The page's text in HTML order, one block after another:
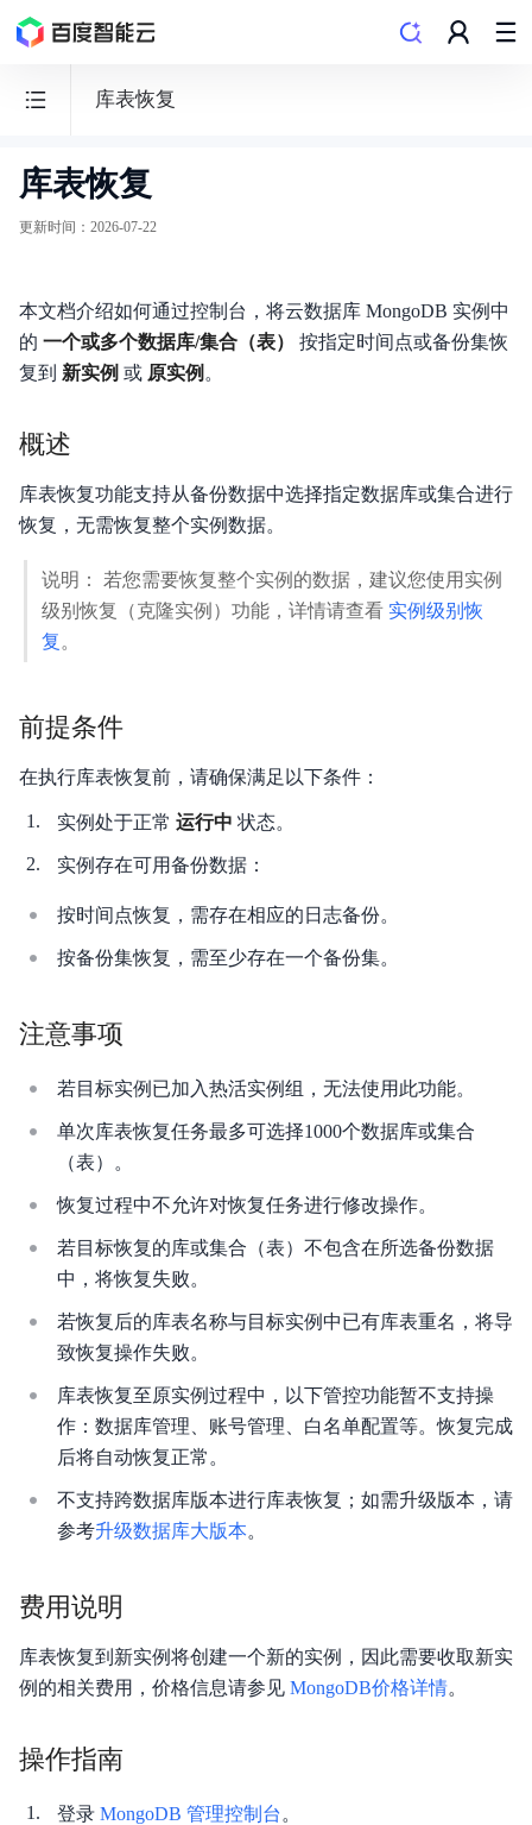
库表恢复
云
数
DocDB
for
MongoDB
功能发布记录
重要通知
产品描述
产品定价
快速入门
操作指南
常见问题
服务等级协议SLA
库表恢复
更新时间 ： 2026-07-22
本文档介绍如何通过控制台，将云数据库 MongoDB 实例中
的 一个或多个数据库/集合（表）
按指定时间点或备份集恢
复到 新实例 或 原实例 。
概述
库表恢复功能支持从备份数据中选择指定数据库或集合进行
恢复，无需恢复整个实例数据。
说明： 若您需要恢复整个实例的数据，建议您使用实例
级别恢复（克隆实例）功能，详情请查看 实例级别恢
复 。
前提条件
在执行库表恢复前，请确保满足以下条件：
实例处于正常 运行中 状态。
实例存在可用备份数据：
按时间点恢复，需存在相应的日志备份。
按备份集恢复，需至少存在一个备份集。
注意事项
若目标实例已加入热活实例组，无法使用此功能。
单次库表恢复任务最多可选择1000个数据库或集合
（表）。
恢复过程中不允许对恢复任务进行修改操作。
若目标恢复的库或集合（表）不包含在所选备份数据
中，将恢复失败。
若恢复后的库表名称与目标实例中已有库表重名，将导
致恢复操作失败。
库表恢复至原实例过程中，以下管控功能暂不支持操
作：数据库管理、账号管理、白名单配置等。恢复完成
后将自动恢复正常。
不支持跨数据库版本进行库表恢复；如需升级版本，请
参考升级数据库大版本。
费用说明
库表恢复到新实例将创建一个新的实例，因此需要收取新实
例的相关费用，价格信息请参见 MongoDB价格详情。
操作指南
登录 MongoDB 管理控制台 。